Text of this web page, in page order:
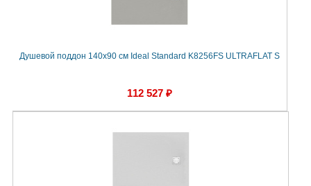
Душевой поддон 140х90 см Ideal Standard K8256FS ULTRAFLAT S
112 527 ₽